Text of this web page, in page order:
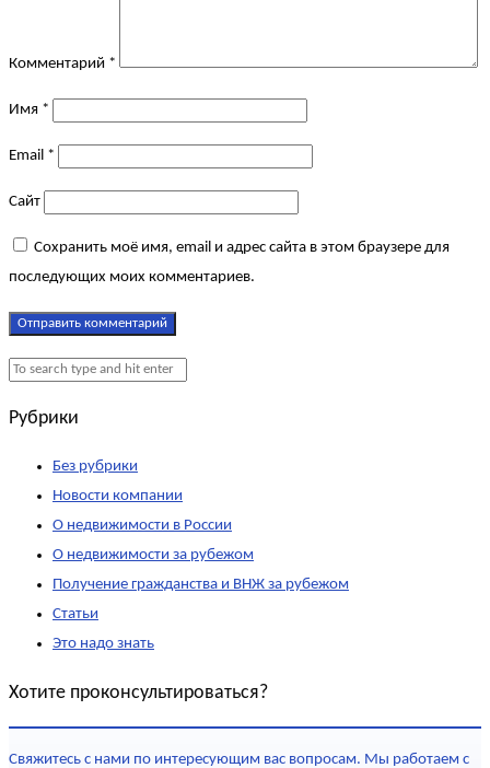
Комментарий *
Имя *
Email *
Сайт
Сохранить моё имя, email и адрес сайта в этом браузере для
последующих моих комментариев.
Рубрики
Без рубрики
Новости компании
О недвижимости в России
О недвижимости за рубежом
Получение гражданства и ВНЖ за рубежом
Статьи
Это надо знать
Хотите проконсультироваться?
Свяжитесь с нами по интересующим вас вопросам. Мы работаем с